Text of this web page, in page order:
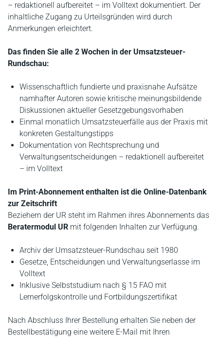
– redaktionell aufbereitet – im Volltext dokumentiert. Der
inhaltliche Zugang zu Urteilsgründen wird durch
Anmerkungen erleichtert.
Das finden Sie alle 2 Wochen in der Umsatzsteuer-
Rundschau:
Wissenschaftlich fundierte und praxisnahe Aufsätze
namhafter Autoren sowie kritische meinungsbildende
Diskussionen aktueller Gesetzgebungsvorhaben
Einmal monatlich Umsatzsteuerfälle aus der Praxis mit
konkreten Gestaltungstipps
Dokumentation von Rechtsprechung und
Verwaltungsentscheidungen – redaktionell aufbereitet
– im Volltext
Im Print-Abonnement enthalten ist die Online-Datenbank
zur Zeitschrift
Beziehern der UR steht im Rahmen ihres Abonnements das
Beratermodul UR mit folgenden Inhalten zur Verfügung.
Archiv der Umsatzsteuer-Rundschau seit 1980
Gesetze, Entscheidungen und Verwaltungserlasse im
Volltext
Inklusive Selbststudium nach § 15 FAO mit
Lernerfolgskontrolle und Fortbildungszertifikat
Nach Abschluss Ihrer Bestellung erhalten Sie neben der
Bestellbestätigung eine weitere E-Mail mit Ihren